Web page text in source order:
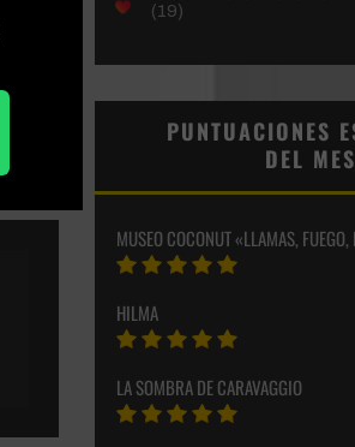
(19)
PUNTUACIONES
DEL MES
MUSEO COCONUT «LLAMAS, FUEGO,
HILMA
LA SOMBRA DE CARAVAGGIO